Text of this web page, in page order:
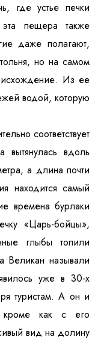
где устье печки
пещера также
даже полагают,
но на самом
Из ее
водой, которую
соответствует
вытянулась вдоль
а длина почти
находится самый
времена бурлаки
«Царь-бойцы»,
глыбы топили
Великан называли
уже в 30-х
туристам. А он и
кроме как с его
вид на долину